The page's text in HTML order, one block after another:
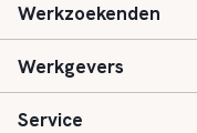
Basisonderwijs
Speciaal (basis) onderwijs
Voortgezet onderwijs
Werkzoekenden
Aanmelden
Vacatures
Werkgevers
Inloggen
Service